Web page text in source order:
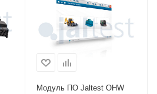
Модуль ПО Jaltest OHW